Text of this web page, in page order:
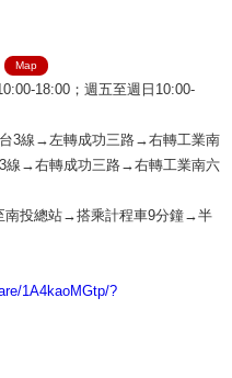
Map
18:00；週五至週日10:00-
3線→左轉成功三路→右轉工業南
線→右轉成功三路→右轉工業南六
南投總站→搭乘計程車9分鐘→半
1A4kaoMGtp/?